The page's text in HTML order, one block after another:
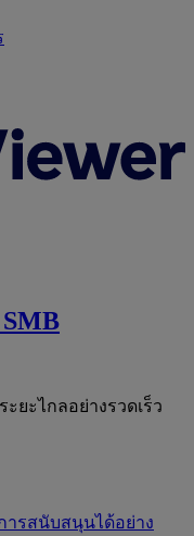
ยะไกลอย่างรวดเร็ว
ารสนับสนุนได้อย่าง